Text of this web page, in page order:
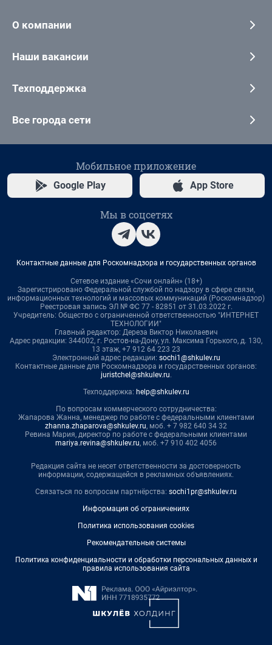
О компании
Наши вакансии
Техподдержка
Все города сети
Мобильное приложение
Google Play App Store
Мы в соцсетях
Контактные данные для Роскомнадзора и государственных органов
Сетевое издание «Сочи онлайн» (18+)
Зарегистрировано Федеральной службой по надзору в сфере связи,
информационных технологий и массовых коммуникаций (Роскомнадзор)
Реестровая запись ЭЛ № ФС 77 - 82851 от 31.03.2022 г.
Учредитель: Общество с ограниченной ответственностью "ИНТЕРНЕТ
ТЕХНОЛОГИИ"
Главный редактор: Дереза Виктор Николаевич
Адрес редакции: 344002, г. Ростов-на-Дону, ул. Максима Горького, д. 130,
13 этаж, +7 912 64 223 23
Электронный адрес редакции: sochi1@shkulev.ru
Контактные данные для Роскомнадзора и государственных органов:
juristchel@shkulev.ru.
Техподдержка: help@shkulev.ru
По вопросам коммерческого сотрудничества:
Жапарова Жанна, менеджер по работе с федеральными клиентами
zhanna.zhaparova@shkulev.ru, моб. + 7 982 640 34 32
Ревина Мария, директор по работе с федеральными клиентами
mariya.revina@shkulev.ru, моб. +7 910 402 4056
Редакция сайта не несет ответственности за достоверность
информации, содержащейся в рекламных объявлениях.
Связаться по вопросам партнёрства: sochi1pr@shkulev.ru
Информация об ограничениях
Политика использования cookies
Рекомендательные системы
Политика конфиденциальности и обработки персональных данных и
правила использования сайта